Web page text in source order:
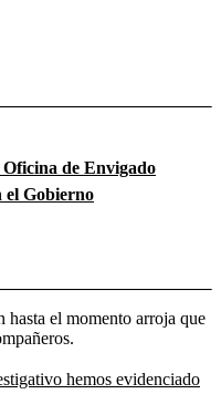
de Envigado
el Gobierno
el momento arroja que
hemos evidenciado